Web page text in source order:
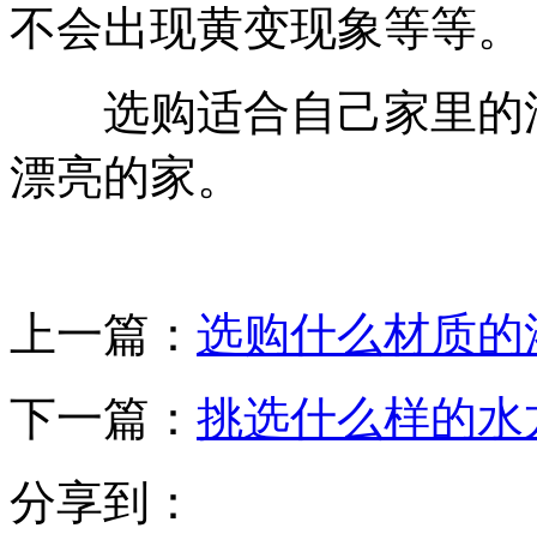
不会出现黄变现象等等。
选购适合自己家里的
漂亮的家。
上一篇： 选购什么材质
下一篇： 挑选什么样的
分享到：